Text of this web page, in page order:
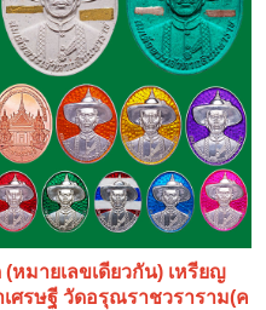
หมายเลขเดียวกัน) เหรียญ
ศรษฐี วัดอรุณราชวราราม(ค